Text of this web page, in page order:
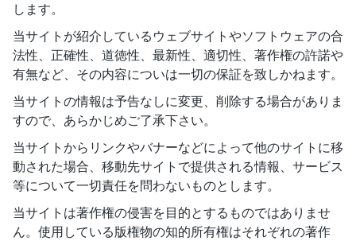
します。
当サイトが紹介しているウェブサイトやソフトウェアの合
法性、正確性、道徳性、最新性、適切性、著作権の許諾や
有無など、その内容についは一切の保証を致しかねます。
当サイトの情報は予告なしに変更、削除する場合がありま
すので、あらかじめご了承下さい。
当サイトからリンクやバナーなどによって他のサイトに移
動された場合、移動先サイトで提供される情報、サービス
等について一切責任を問わないものとします。
当サイトは著作権の侵害を目的とするものではありませ
ん。使用している版権物の知的所有権はそれぞれの著作